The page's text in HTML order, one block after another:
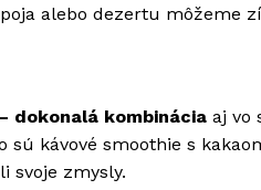
alebo dezertu môžeme
dokonalá kombinácia aj vo
kávové smoothie s
svoje zmysly.